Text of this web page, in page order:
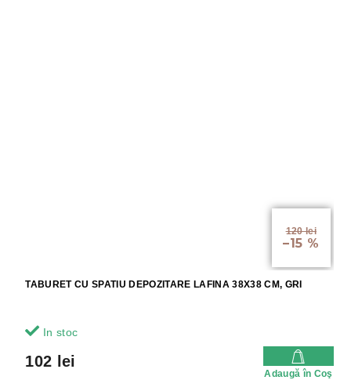
120 lei
–15 %
TABURET CU SPATIU DEPOZITARE LAFINA 38X38 CM, GRI
In stoc
102 lei
Adaugă în Coş